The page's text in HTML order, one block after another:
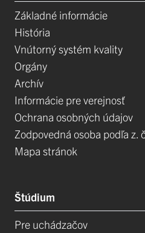
Základné informácie
História
Vnútorný systém kvality
Orgány
Archív
Informácie pre verejnosť
Ochrana osobných údajov
Zodpovedná osoba podľa z.
Mapa stránok
Štúdium
Pre uchádzačov